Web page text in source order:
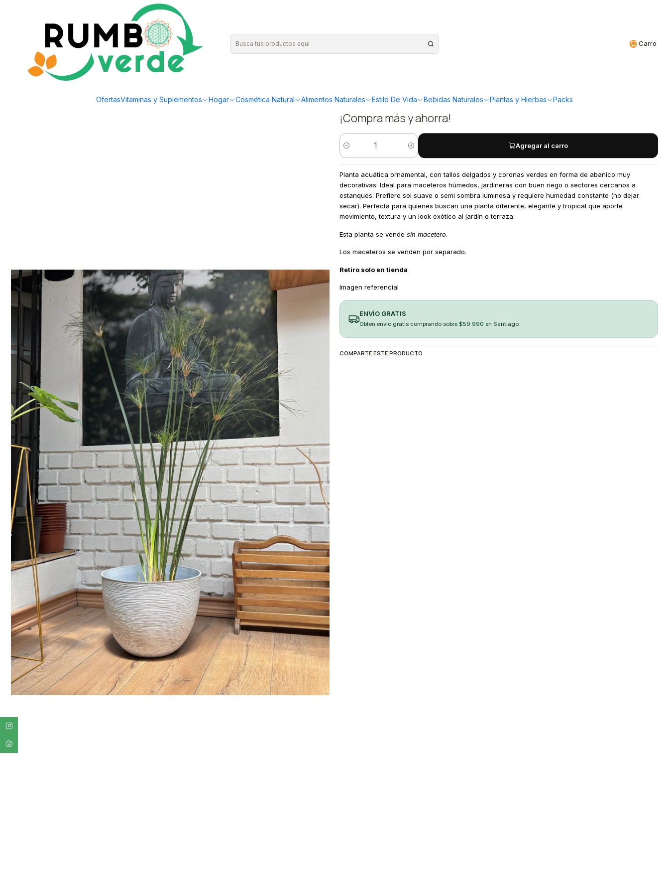
Carro
OfertasVitaminas y Suplementos Hogar Cosmética Natural Alimentos Naturales Estilo De Vida Bebidas Naturales Plantas y Hierbas Packs
Envío gratis por compras sobre los 59.990 en la provincia de Santiago
Plantas y Hierbas Plantas Plantas RV - Papiros Tamaño L / Retiro solo en tienda
Retiro solo en tienda
¡Compra más y ahorra!
Cantidad
Agregar al carro
Planta acuática ornamental, con tallos delgados y coronas verdes en forma de abanico muy
decorativas. Ideal para maceteros húmedos, jardineras con buen riego o sectores cercanos a
estanques. Prefiere sol suave o semi sombra luminosa y requiere humedad constante (no dejar
secar). Perfecta para quienes buscan una planta diferente, elegante y tropical que aporte
movimiento, textura y un look exótico al jardín o terraza.
Esta planta se vende sin macetero.
Los maceteros se venden por separado.
Retiro solo en tienda
Imagen referencial
ENVÍO GRATIS
Obten envio gratis comprando sobre $59.990 en Santiago
COMPARTE ESTE PRODUCTO